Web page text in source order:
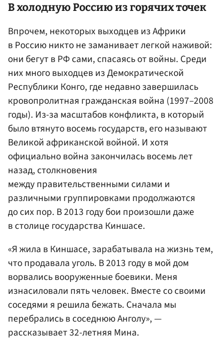
В холодную Россию из горячих точек
Впрочем, некоторых выходцев из Африки
в Россию никто не заманивает легкой наживой:
они бегут в РФ сами, спасаясь от войны. Среди
них много выходцев из Демократической
Республики Конго, где недавно завершилась
кровопролитная гражданская война (1997–2008
годы). Из-за масштабов конфликта, в который
было втянуто восемь государств, его называют
Великой африканской войной. И хотя
официально война закончилась восемь лет
назад, столкновения
между правительственными силами и
различными группировками продолжаются
до сих пор. В 2013 году бои произошли даже
в столице государства Киншасе.
«Я жила в Киншасе, зарабатывала на жизнь тем,
что продавала уголь. В 2013 году в мой дом
ворвались вооруженные боевики. Меня
изнасиловали пять человек. Вместе со своими
соседями я решила бежать. Сначала мы
перебрались в соседнюю Анголу», —
рассказывает 32-летняя Мина.